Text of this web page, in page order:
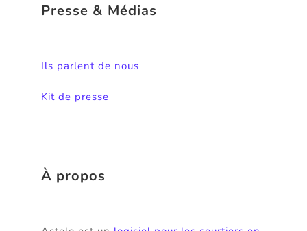
Presse & Médias
Ils parlent de nous
Kit de presse
À propos